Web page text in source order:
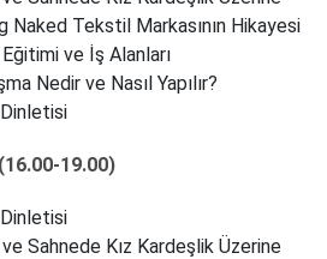
Naked Tekstil Markasının Hikayesi
ve İş Alanları
Nedir ve Nasıl Yapılır?
19.00)
Sahnede Kız Kardeşlik Üzerine